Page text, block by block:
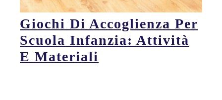
Giochi Di Accoglienza Per
Scuola Infanzia: Attività
E Materiali